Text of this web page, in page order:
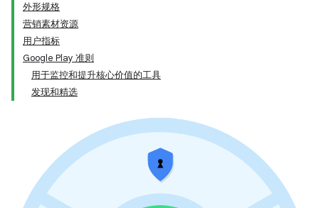
外形规格
营销素材资源
用户指标
Google Play 准则
用于监控和提升核心价值的工具
发现和精选